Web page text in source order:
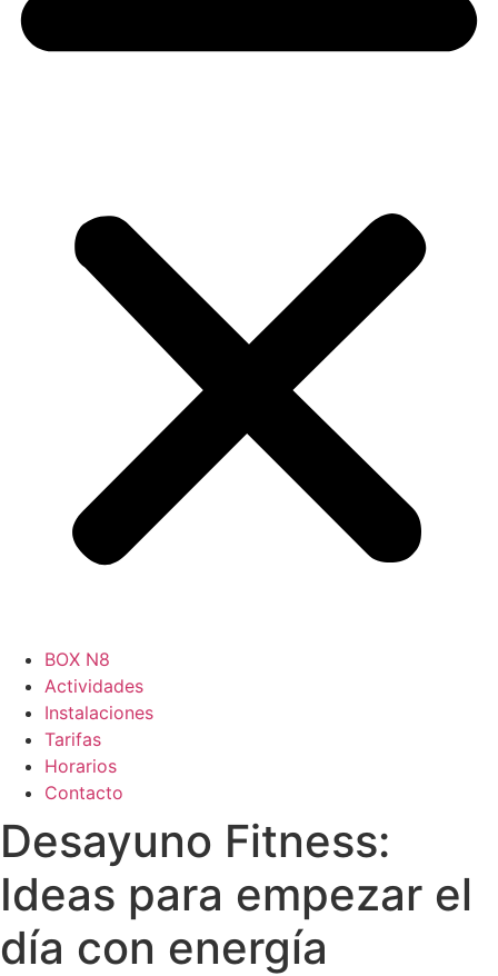
BOX N8
Actividades
Instalaciones
Tarifas
Horarios
Contacto
Desayuno Fitness:
Ideas para empezar el
día con energía